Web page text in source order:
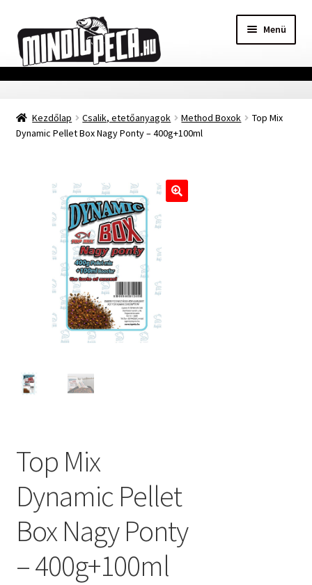
a
navigációhoz
a
tartalomba
Menü
Főoldal
Adatvédelmi nyilatkozat
Szállítási Információ
Kapcsolat
Mohosz Versenynaptár 2025
Kezdőlap Csalik, etetőanyagok Method Boxok
Top Mix
Dynamic Pellet Box Nagy Ponty – 400g+100ml
Top Mix
Dynamic Pellet
Box Nagy Ponty
– 400g+100ml